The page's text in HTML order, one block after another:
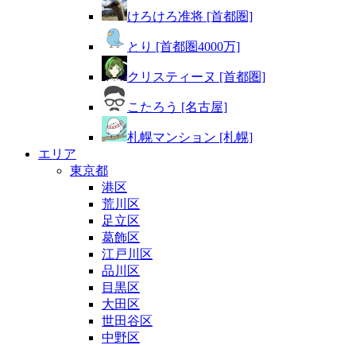
けろけろ准将 [首都圏]
とり [首都圏4000万]
クリスティーヌ [首都圏]
こたろう [名古屋]
札幌マンション [札幌]
エリア
東京都
港区
荒川区
足立区
葛飾区
江戸川区
品川区
目黒区
大田区
世田谷区
中野区